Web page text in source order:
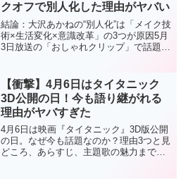
クオフで別人化した理由がヤバい
結論：大沢あかねの“別人化”は「メイク技
術×生活変化×意識改革」の3つが原因5月
3日放送の「おしゃれクリップ」で話題に
自分じゃない」という発言の真相は、①
プロのメイク...
【衝撃】4月6日はタイタニック
3D公開の日！今も語り継がれる
理由がヤバすぎた
4月6日は映画『タイタニック』3D版公開
の日。なぜ今も話題なのか？理由3つと見
どころ、あらすじ、主題歌の魅力まで完